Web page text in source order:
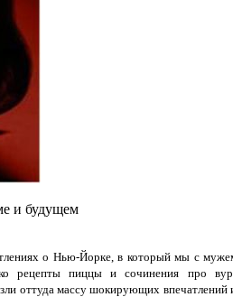
и будущем
о Нью-Йорке, в который мы с
рецепты пиццы и сочинения про
оттуда массу шокирующих